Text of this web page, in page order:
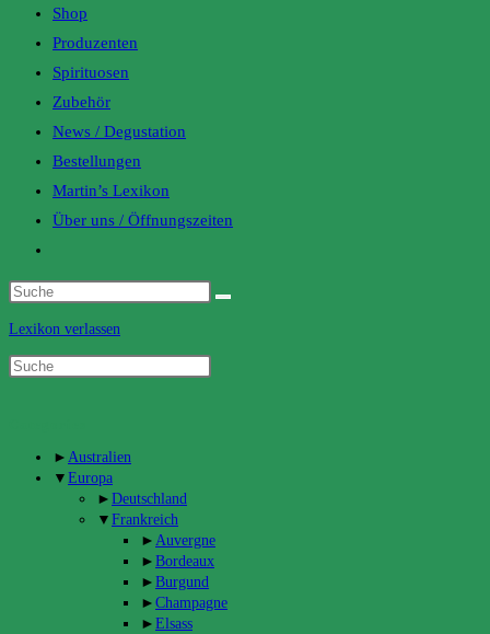
Shop
Produzenten
Spirituosen
Zubehör
News / Degustation
Bestellungen
Martin’s Lexikon
Über uns / Öffnungszeiten
website
search
Lexikon verlassen
► Australien
▼ Europa
► Deutschland
▼ Frankreich
► Auvergne
► Bordeaux
► Burgund
► Champagne
► Elsass